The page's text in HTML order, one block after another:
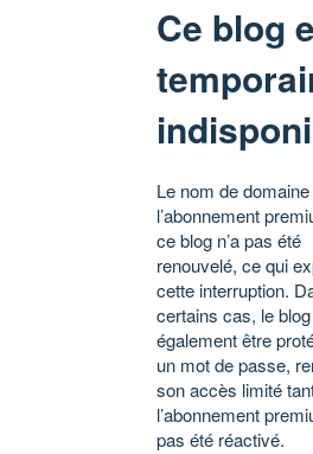
Ce blog
Le nom de
l’abonnement
ce blog n’a pas été
renouvelé, ce qui
cette interruption.
certains cas, le
également être
un mot de passe,
son accès limité
l’abonnement
pas été réactivé.